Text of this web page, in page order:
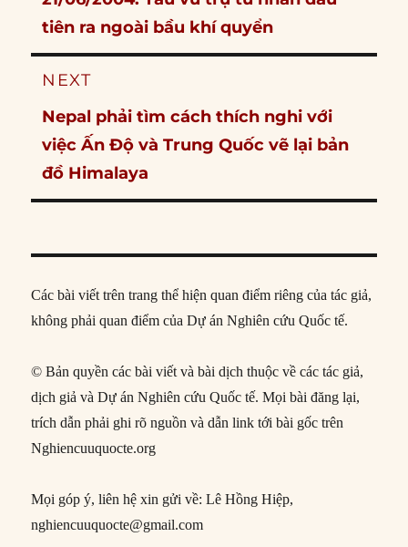
post:
tiên ra ngoài bầu khí quyển
NEXT
Next
post:
Nepal phải tìm cách thích nghi với
việc Ấn Độ và Trung Quốc vẽ lại bản
đồ Himalaya
Các bài viết trên trang thể hiện quan điểm riêng của tác giả,
không phải quan điểm của Dự án Nghiên cứu Quốc tế.
© Bản quyền các bài viết và bài dịch thuộc về các tác giả,
dịch giả và Dự án Nghiên cứu Quốc tế. Mọi bài đăng lại,
trích dẫn phải ghi rõ nguồn và dẫn link tới bài gốc trên
Nghiencuuquocte.org
Mọi góp ý, liên hệ xin gửi về: Lê Hồng Hiệp,
nghiencuuquocte@gmail.com